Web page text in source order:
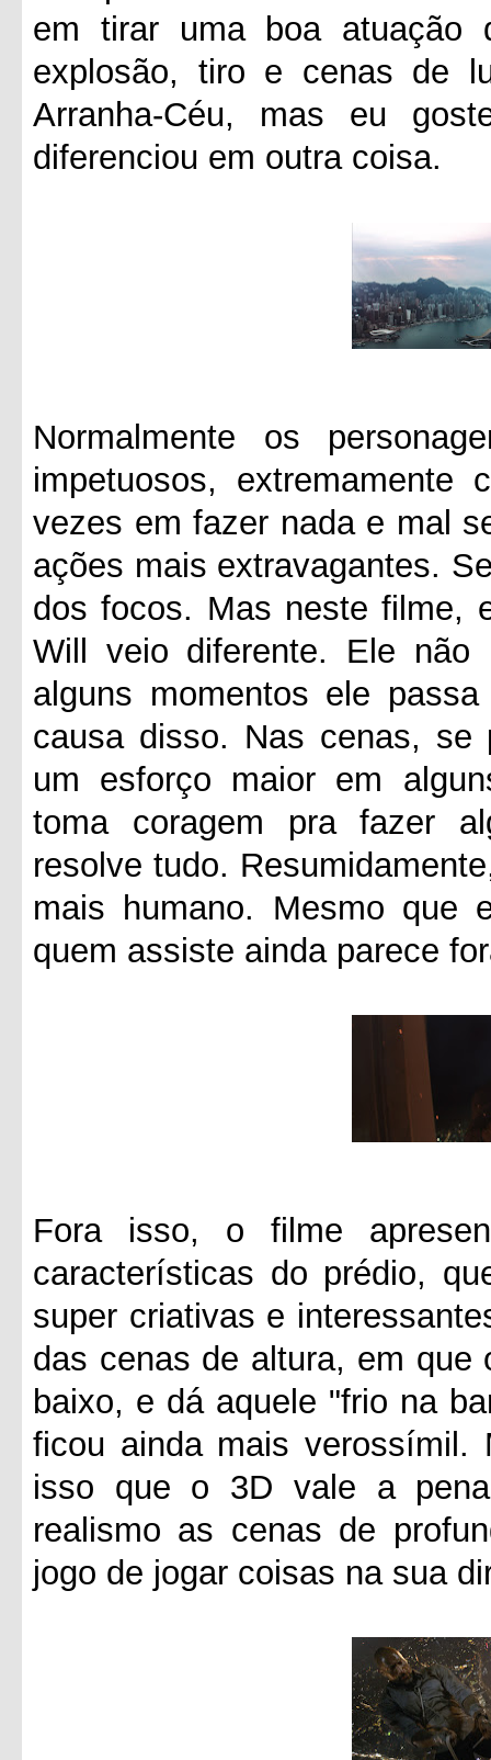
em tirar uma boa atuação
explosão, tiro e cenas de
Arranha-Céu, mas eu
diferenciou em outra coisa.
Normalmente os
impetuosos, extremamente
vezes em fazer nada e mal
ações mais extravagantes.
dos focos. Mas neste filme,
Will veio diferente. Ele
alguns momentos ele
causa disso. Nas cenas, se
um esforço maior em
toma coragem pra fazer
resolve tudo.
mais humano. Mesmo que
quem assiste ainda parece
Fora isso, o filme
características do prédio,
super criativas e
das cenas de altura, em que
baixo, e dá aquele "frio na
ficou ainda mais verossímil.
isso que o 3D vale a
realismo as cenas de
jogo de jogar coisas na sua